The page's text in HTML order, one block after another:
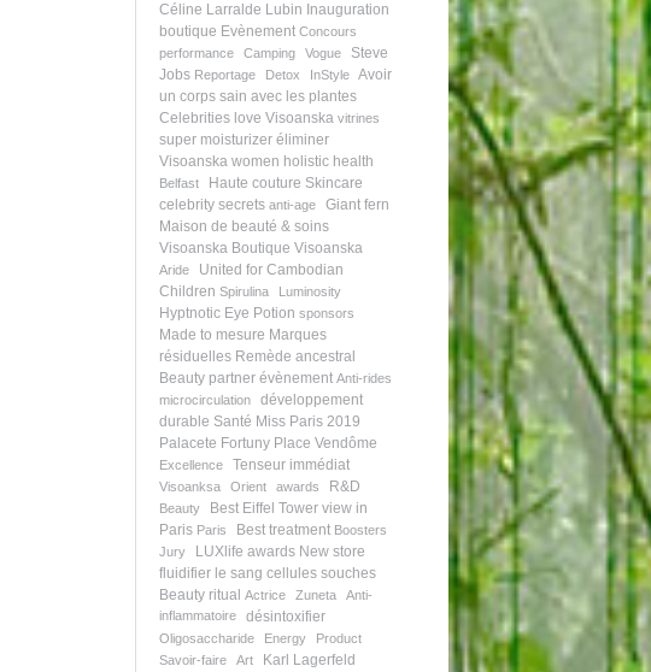
Céline Larralde Lubin Inauguration
boutique Evènement Concours
performance
Camping Vogue
Steve
Jobs Reportage Detox InStyle Avoir
un corps sain avec les plantes
Celebrities love Visoanska vitrines
super moisturizer éliminer
Visoanska women holistic health
Belfast Haute couture Skincare
celebrity secrets anti-age
Giant fern
Maison de beauté & soins
Visoanska Boutique Visoanska
Aride
United for Cambodian
Children Spirulina Luminosity
Hyptnotic Eye Potion sponsors
Made to mesure Marques
résiduelles Remède ancestral
Beauty partner évènement Anti-rides
microcirculation
développement
durable Santé Miss Paris 2019
Palacete Fortuny Place Vendôme
Excellence Tenseur immédiat
Visoanksa Orient awards R&D
Beauty
Best Eiffel Tower view in
Paris Paris Best treatment Boosters
Jury
LUXlife awards New store
fluidifier le sang cellules souches
Beauty ritual Actrice Zuneta Anti-
inflammatoire désintoxifier
Oligosaccharide Energy
Product
Savoir-faire
Art
Karl Lagerfeld